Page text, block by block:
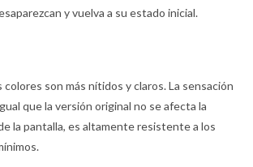
y vuelva a su estado inicial.
colores son más nítidos y claros. La sensación
que la versión original no se afecta la
la pantalla, es altamente resistente a los